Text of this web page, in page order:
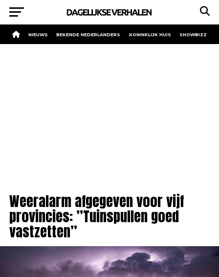
NIEUWS BEKENDE NEDERLANDERS KONINKLIJK HUIS SHOWBIZZ
Weeralarm afgegeven voor vijf
provincies: ”Tuinspullen goed
vastzetten”